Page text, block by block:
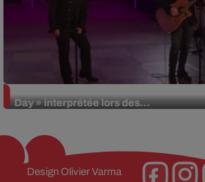
Day » interprétée lors des...
Design Olivier Varma